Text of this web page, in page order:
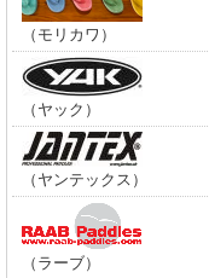
（モリカワ）
（ヤック）
（ヤンテックス）
（ラーブ）